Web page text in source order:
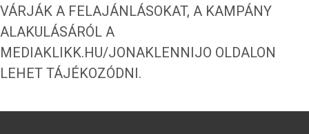
VÁRJÁK A FELAJÁNLÁSOKAT, A KAMPÁNY
ALAKULÁSÁRÓL A
MEDIAKLIKK.HU/JONAKLENNIJO OLDALON
LEHET TÁJÉKOZÓDNI.